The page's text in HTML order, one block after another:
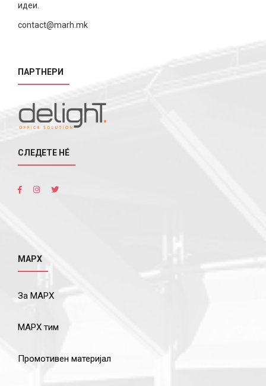
идеи.
contact@marh.mk
ПАРТНЕРИ
СЛЕДЕТЕ НÉ
МАРХ
За МАРХ
МАРХ тим
Промотивен материјал